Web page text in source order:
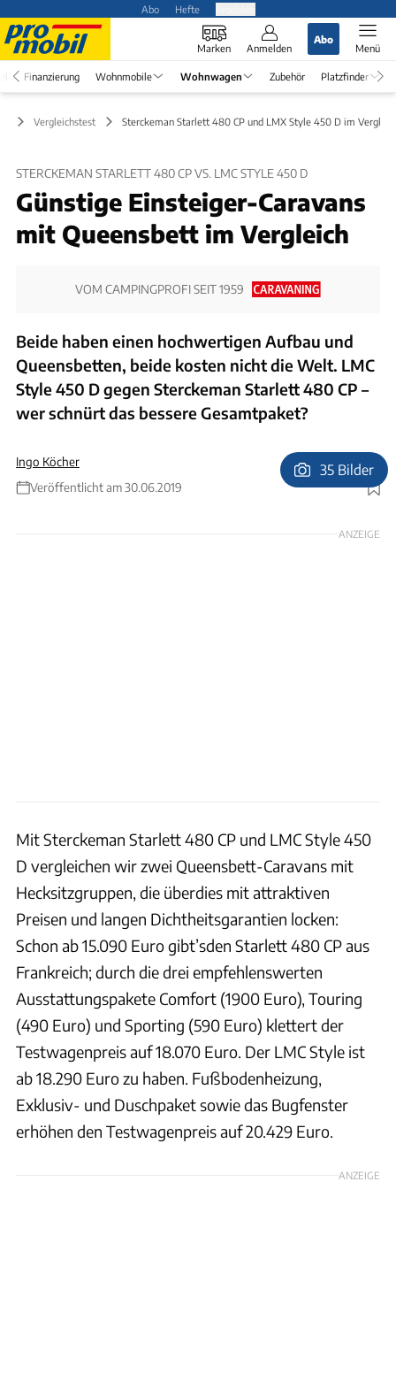
Abo Hefte
Marken Anmelden
Abo
Menü
Finanzierung Wohnmobile Wohnwagen Zubehör Platzfinder
Vergleichstest Sterckeman Starlett 480 CP und LMX Style 450 D im
STERCKEMAN STARLETT 480 CP VS. LMC STYLE 450 D
Günstige Einsteiger-Caravans
mit Queensbett im Vergleich
VOM CAMPINGPROFI SEIT 1959
Beide haben einen hochwertigen Aufbau und
Queensbetten, beide kosten nicht die Welt. LMC
Style 450 D gegen Sterckeman Starlett 480 CP –
wer schnürt das bessere Gesamtpaket?
Ingo Köcher
Veröffentlicht am 30.06.2019
Foto: Bernd Thissen
35 Bilder
ANZEIGE
Mit Sterckeman Starlett 480 CP und LMC Style 450
D vergleichen wir zwei Queensbett-Caravans mit
Hecksitzgruppen, die überdies mit attraktiven
Preisen und langen Dichtheitsgarantien locken:
Schon ab 15.090 Euro gibt’sden Starlett 480 CP aus
Frankreich; durch die drei empfehlenswerten
Ausstattungspakete Comfort (1900 Euro), Touring
(490 Euro) und Sporting (590 Euro) klettert der
Testwagenpreis auf 18.070 Euro. Der LMC Style ist
ab 18.290 Euro zu haben. Fußbodenheizung,
Exklusiv- und Duschpaket sowie das Bugfenster
erhöhen den Testwagenpreis auf 20.429 Euro.
ANZEIGE